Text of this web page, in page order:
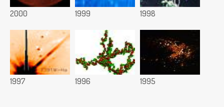
2000 1999 1998
1997 1996 1995